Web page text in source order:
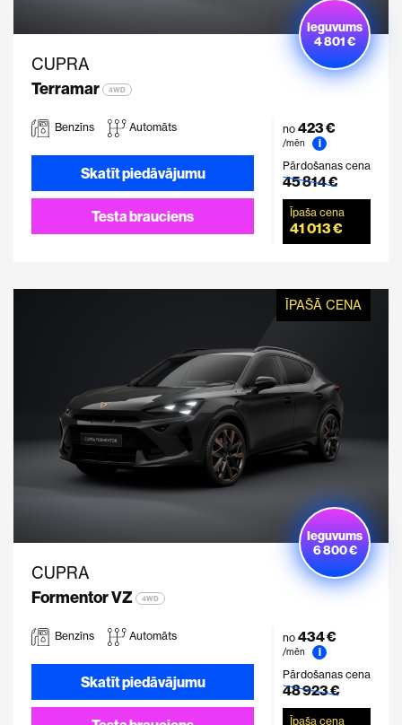
CUPRA
Terramar
4WD
Ieguvums
4 801 €
Benzīns Automāts
Skatīt piedāvājumu
Testa brauciens
no 423 €
/mēn
i
Pārdošanas cena
45 814 €
Īpaša cena
41 013 €
ĪPAŠĀ CENA
CUPRA
Formentor VZ
4WD
Ieguvums
6 800 €
Benzīns Automāts
Skatīt piedāvājumu
no 434 €
/mēn
i
Pārdošanas cena
48 923 €
Īpaša cena